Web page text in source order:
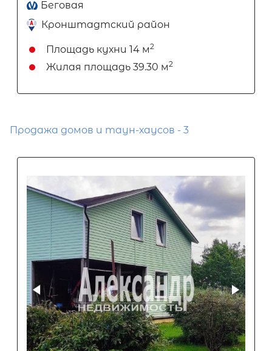
Беговая
Кронштадтский район
Площадь кухни 14 м2
Жилая площадь 39.30 м2
Продажа домов и таун-хаусов - 3